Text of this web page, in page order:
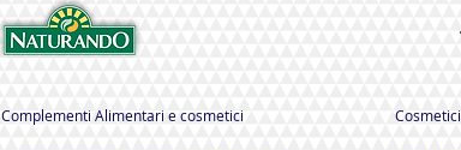
Complementi Alimentari e cosmetici Cosmetici